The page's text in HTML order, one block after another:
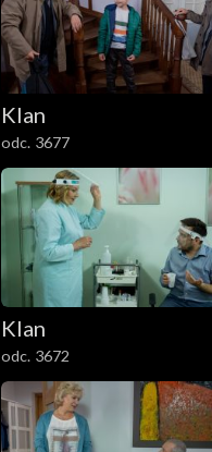
Klan
odc. 3677
Klan
odc. 3672